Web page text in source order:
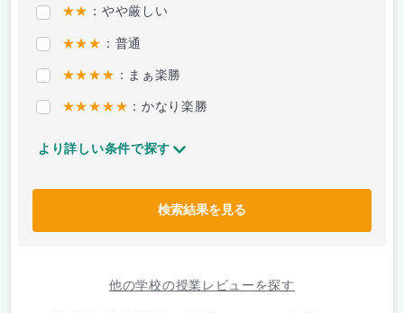
★★ ：やや厳しい
★★★ ：普通
★★★★ ：まぁ楽勝
★★★★★ ：かなり楽勝
より詳しい条件で探す
検索結果を見る
他の学校の授業レビューを探す